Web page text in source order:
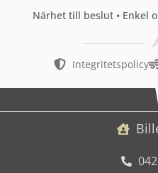
Närhet till beslut • Enkel
Integritetspolicy